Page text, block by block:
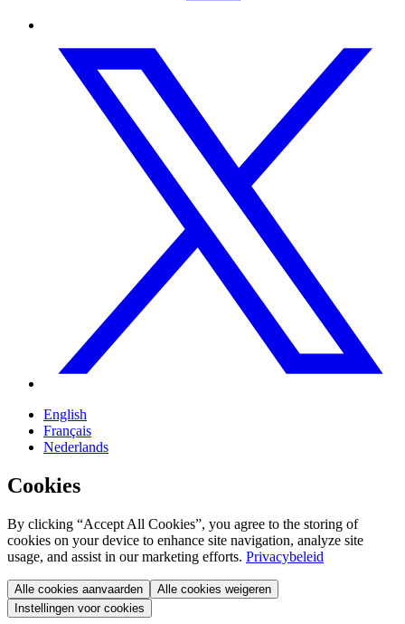
English
Français
Nederlands
Cookies
By clicking “Accept All Cookies”, you agree to the storing of
cookies on your device to enhance site navigation, analyze site
usage, and assist in our marketing efforts. Privacybeleid
Alle cookies aanvaarden
Alle cookies weigeren
Instellingen voor cookies